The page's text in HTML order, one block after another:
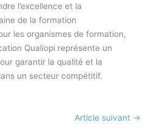
l’excellence et la
de la formation
les organismes de formation,
Qualiopi représente un
garantir la qualité et la
un secteur compétitif.
Article suivant →